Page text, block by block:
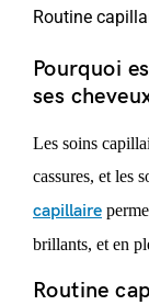
Routine
Pourquoi
ses
Les soins
cassures, et les
capillaire
brillants, et en
Routine